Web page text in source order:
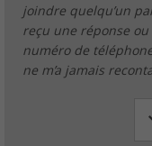
joindre quelqu’un
reçu une réponse ou
numéro de
ne m’a jamais